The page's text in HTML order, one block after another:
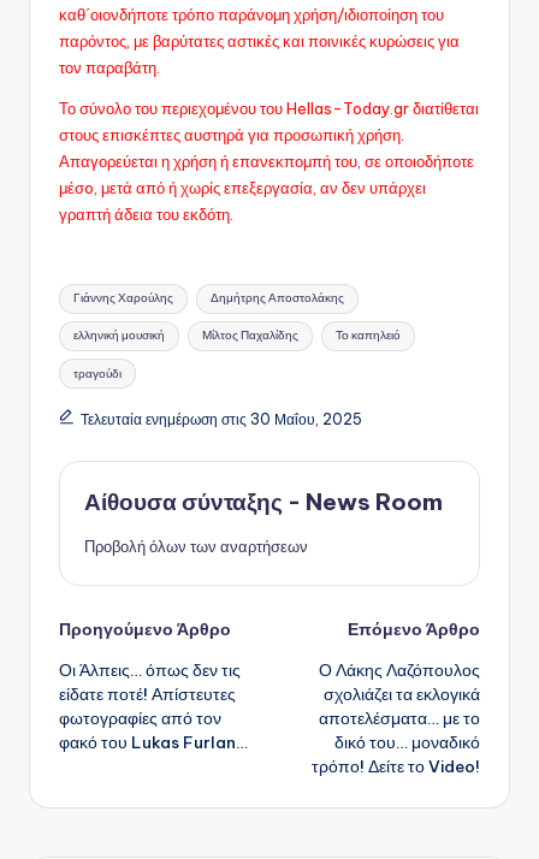
καθ΄οιονδήποτε τρόπο παράνομη χρήση/ιδιοποίηση του
παρόντος, με βαρύτατες αστικές και ποινικές κυρώσεις για
τον παραβάτη.
Το σύνολο του περιεχομένου του Hellas-Today.gr διατίθεται
στους επισκέπτες αυστηρά για προσωπική χρήση.
Απαγορεύεται η χρήση ή επανεκπομπή του, σε οποιοδήποτε
μέσo, μετά από ή χωρίς επεξεργασία, αν δεν υπάρχει
γραπτή άδεια του εκδότη.
Ετικέτες:
Γιάννης Χαρούλης Δημήτρης Αποστολάκης
ελληνική μουσική Μίλτος Παχαλίδης Το καπηλειό
τραγούδι
Τελευταία ενημέρωση στις 30 Μαΐου, 2025
Αίθουσα σύνταξης - News Room
Προβολή όλων των αναρτήσεων
Πλοήγηση
δημοσιεύσεων
Προηγούμενο Άρθρο
Οι Άλπεις… όπως δεν τις
είδατε ποτέ! Απίστευτες
φωτογραφίες από τον
φακό του Lukas Furlan…
Επόμενο Άρθρο
Ο Λάκης Λαζόπουλος
σχολιάζει τα εκλογικά
αποτελέσματα… με το
δικό του… μοναδικό
τρόπο! Δείτε το Video!